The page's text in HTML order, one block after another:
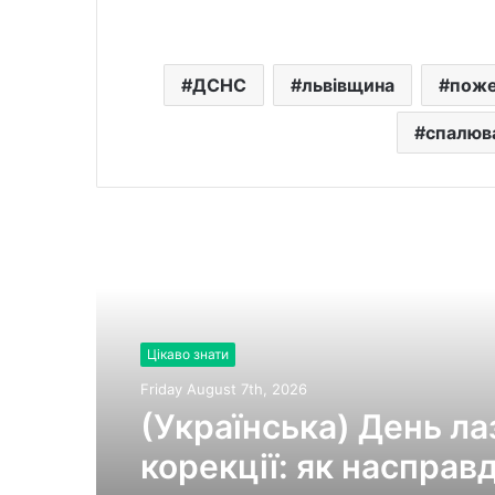
ДСНС львівщина
Цікаво знати
Friday August 7th, 2026
(Українська) День
корекції: як